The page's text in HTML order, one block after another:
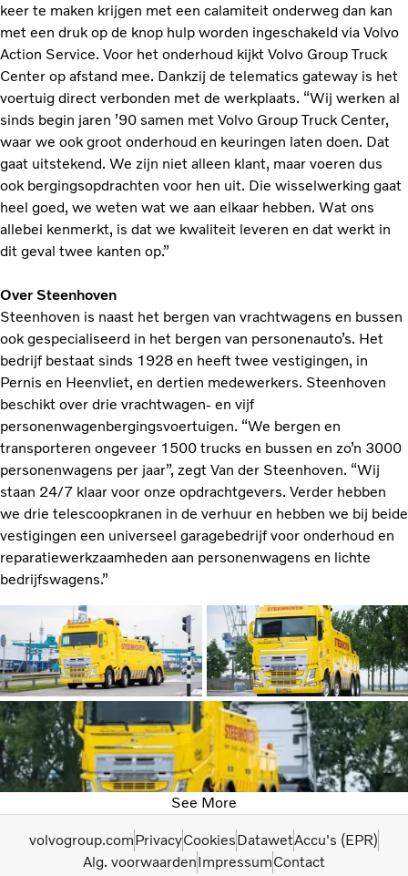
keer te maken krijgen met een calamiteit onderweg dan kan
met een druk op de knop hulp worden ingeschakeld via Volvo
Action Service. Voor het onderhoud kijkt Volvo Group Truck
Center op afstand mee. Dankzij de telematics gateway is het
voertuig direct verbonden met de werkplaats. “Wij werken al
sinds begin jaren ’90 samen met Volvo Group Truck Center,
waar we ook groot onderhoud en keuringen laten doen. Dat
gaat uitstekend. We zijn niet alleen klant, maar voeren dus
ook bergingsopdrachten voor hen uit. Die wisselwerking gaat
heel goed, we weten wat we aan elkaar hebben. Wat ons
allebei kenmerkt, is dat we kwaliteit leveren en dat werkt in
dit geval twee kanten op.”
Over Steenhoven
Steenhoven is naast het bergen van vrachtwagens en bussen
ook gespecialiseerd in het bergen van personenauto’s. Het
bedrijf bestaat sinds 1928 en heeft twee vestigingen, in
Pernis en Heenvliet, en dertien medewerkers. Steenhoven
beschikt over drie vrachtwagen- en vijf
personenwagenbergingsvoertuigen. “We bergen en
transporteren ongeveer 1500 trucks en bussen en zo’n 3000
personenwagens per jaar”, zegt Van der Steenhoven. “Wij
staan 24/7 klaar voor onze opdrachtgevers. Verder hebben
we drie telescoopkranen in de verhuur en hebben we bij beide
vestigingen een universeel garagebedrijf voor onderhoud en
reparatiewerkzaamheden aan personenwagens en lichte
bedrijfswagens.”
See More
volvogroup.comPrivacyCookiesDatawetAccu's (EPR)
Alg. voorwaardenImpressumContact